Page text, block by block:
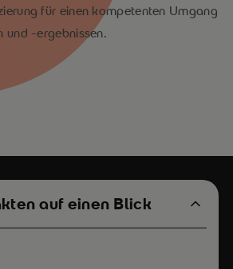
für einen kompetenten Umgang
und -ergebnissen.
auf einen Blick